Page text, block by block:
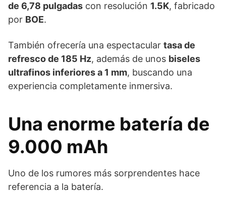
de 6,78 pulgadas con resolución 1.5K, fabricado
por BOE.
También ofrecería una espectacular tasa de
refresco de 185 Hz, además de unos biseles
ultrafinos inferiores a 1 mm, buscando una
experiencia completamente inmersiva.
Una enorme batería de
9.000 mAh
Uno de los rumores más sorprendentes hace
referencia a la batería.